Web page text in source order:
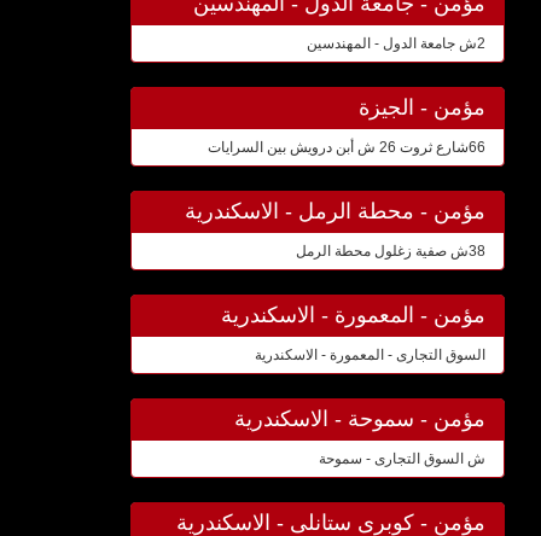
2ش جامعة الدول - المهندسين
مؤمن - الجيزة
66شارع ثروت 26 ش أبن درويش بين السرايات
مؤمن - محطة الرمل - الاسكندرية
38ش صفية زغلول محطة الرمل
مؤمن - المعمورة - الاسكندرية
السوق التجارى - المعمورة - الاسكندرية
مؤمن - سموحة - الاسكندرية
ش السوق التجارى - سموحة
مؤمن - كوبرى ستانلى - الاسكندرية